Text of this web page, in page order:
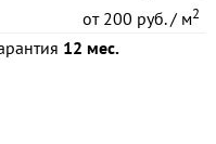
от200 руб. / м2
12 мес.